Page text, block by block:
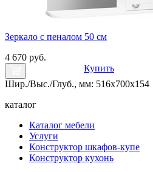
Зеркало с пеналом 50 см
4 670 руб.
Купить
Шир./Выс./Глуб., мм: 516x700x154
каталог
Каталог мебели
Услуги
Конструктор шкафов-купе
Конструктор кухонь